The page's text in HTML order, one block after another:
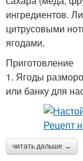
ингредиентов.
цитрусовыми
ягодами.
Приготовление
1. Ягоды
или банку для
читать дальше →